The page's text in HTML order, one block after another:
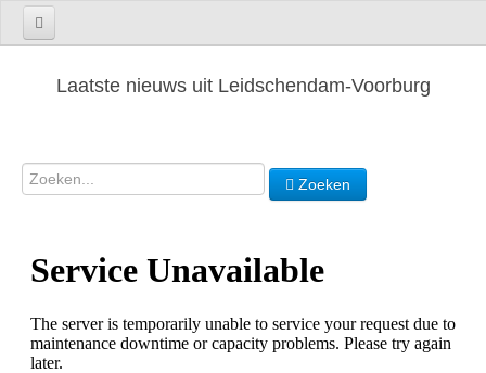
Laatste nieuws uit Leidschendam-Voorburg
Zoeken